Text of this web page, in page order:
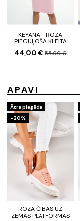
KEYANA - ROZĀ
PIEGUĻOŠA KLEITA
44,00 €55,00 €
APAVI
Ātra piegāde
-20%
ROZĀ ČĪBAS UZ
ZEMAS PLATFORMAS